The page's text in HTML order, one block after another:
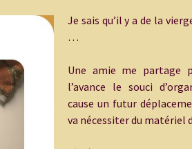
Je sais qu’il y a de la
…
Une amie me partage
l’avance le souci
cause un futur
va nécessiter du matériel